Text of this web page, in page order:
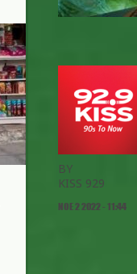
BY
KISS 929
ΝΟΕ 2 2022 - 11:44